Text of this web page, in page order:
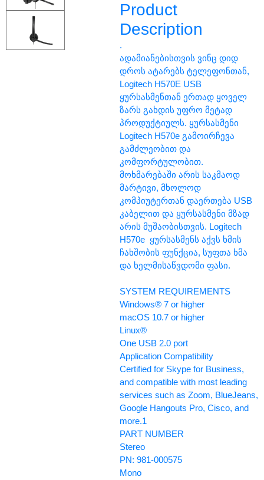
Product
Description
.
ადამიანებისთვის ვინც დიდ
დროს ატარებს ტელეფონთან,
Logitech H570E USB
ყურსასმენთან ერთად ყოველ
ზარს გახდის უფრო მეტად
პროდუქტიულს. ყურსასმენი
Logitech H570e გამოირჩევა
გამძლეობით და
კომფორტულობით.
მოხმარებაში არის საკმაოდ
მარტივი, მხოლოდ
კომპიუტერთან დაერთება USB
კაბელით და ყურსასმენი მზად
არის მუშაობისთვის. Logitech
H570e ყურსასმენს აქვს ხმის
ჩახშობის ფუნქცია, სუფთა ხმა
და ხელმისაწვდომი ფასი.
SYSTEM REQUIREMENTS
Windows® 7 or higher
macOS 10.7 or higher
Linux®
One USB 2.0 port
Application Compatibility
Certified for Skype for Business,
and compatible with most leading
services such as Zoom, BlueJeans,
Google Hangouts Pro, Cisco, and
more.1
PART NUMBER
Stereo
PN: 981-000575
Mono